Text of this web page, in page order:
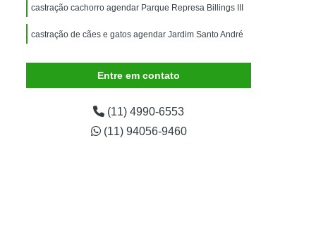
para Cachorro
Internação para Cães
Internação para Gatos
Internação Veterinária São Caetano
Limpeza de Tártaro para Cães
Cachorro
castração cachorro agendar Parque Represa Billings III
castração de cães e gatos agendar Jardim Santo André
Entre em contato
(11) 4990-6553
(11) 94056-9460